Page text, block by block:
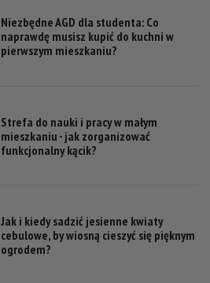
Niezbędne AGD dla studenta: Co
naprawdę musisz kupić do kuchni w
pierwszym mieszkaniu?
Strefa do nauki i pracy w małym
mieszkaniu - jak zorganizować
funkcjonalny kącik?
Jak i kiedy sadzić jesienne kwiaty
cebulowe, by wiosną cieszyć się pięknym
ogrodem?